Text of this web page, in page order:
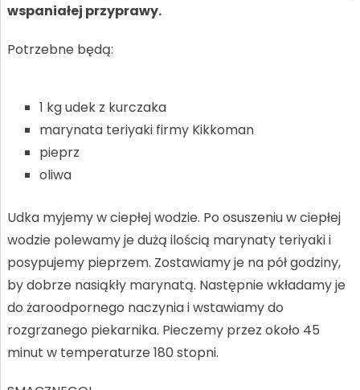
wspaniałej przyprawy.
Potrzebne będą:
1 kg udek z kurczaka
marynata teriyaki firmy Kikkoman
pieprz
oliwa
Udka myjemy w ciepłej wodzie. Po osuszeniu w ciepłej
wodzie polewamy je dużą ilością marynaty teriyaki i
posypujemy pieprzem. Zostawiamy je na pół godziny,
by dobrze nasiąkły marynatą. Następnie wkładamy je
do żaroodpornego naczynia i wstawiamy do
rozgrzanego piekarnika. Pieczemy przez około 45
minut w temperaturze 180 stopni.